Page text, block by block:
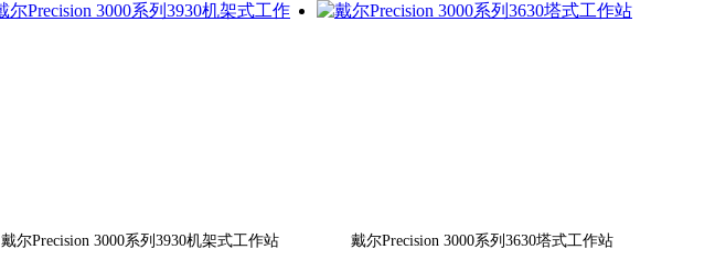
戴尔Precision 3000系列3930机架式工作站 戴尔Precision 3000系列3630塔式工作站